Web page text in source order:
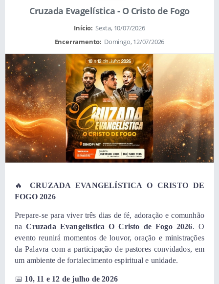
Cruzada Evagelística - O Cristo de Fogo
Início: Sexta, 10/07/2026
Encerramento: Domingo, 12/07/2026
🔥CRUZADA EVANGELÍSTICA O CRISTO DE
FOGO 2026
Prepare-se para viver três dias de fé, adoração e comunhão
naCruzada Evangelística O Cristo de Fogo 2026. O
evento reunirá momentos de louvor, oração e ministrações
da Palavra com a participação de pastores convidados, em
um ambiente de fortalecimento espiritual e unidade.
📅 10, 11 e 12 de julho de 2026